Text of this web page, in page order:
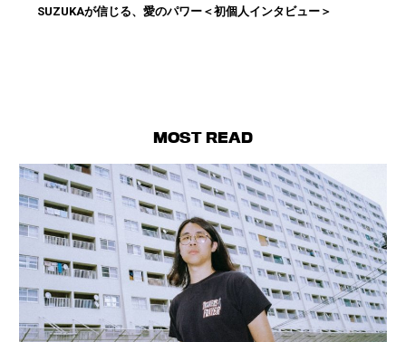
SUZUKAが信じる、愛のパワー＜初個人インタビュー＞
MOST READ